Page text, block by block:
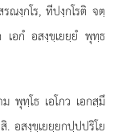
ณงฺกโร, ทีปงฺกโรติ จตฺ
เอกํ อสงฺขฺเยยฺยํ พุทฺธ
พุทฺโธ เอโกว เอกสฺมึ
อสงฺขฺเยยฺยกปฺปปริโย